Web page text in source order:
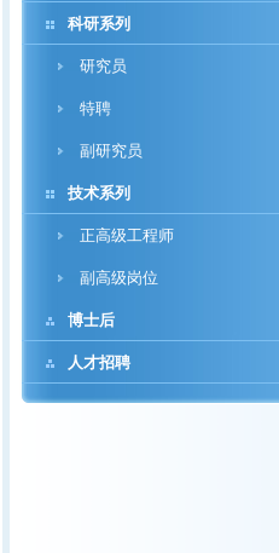
科研系列
研究员
特聘
副研究员
技术系列
正高级工程师
副高级岗位
博士后
人才招聘